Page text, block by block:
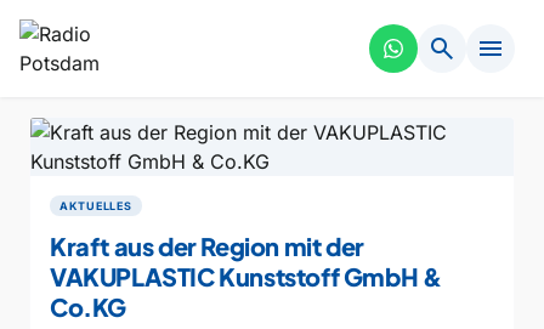
search menu
AKTUELLES
Kraft aus der Region mit der
VAKUPLASTIC Kunststoff GmbH &
Co.KG